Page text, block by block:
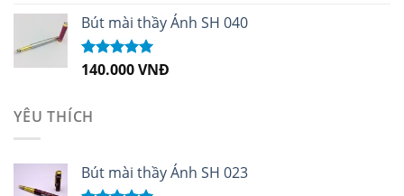
sao
Bút mài thầy Ánh SH 040
Được xếp
140.000VNĐ
YÊU THÍCH
Bút mài thầy Ánh SH 023